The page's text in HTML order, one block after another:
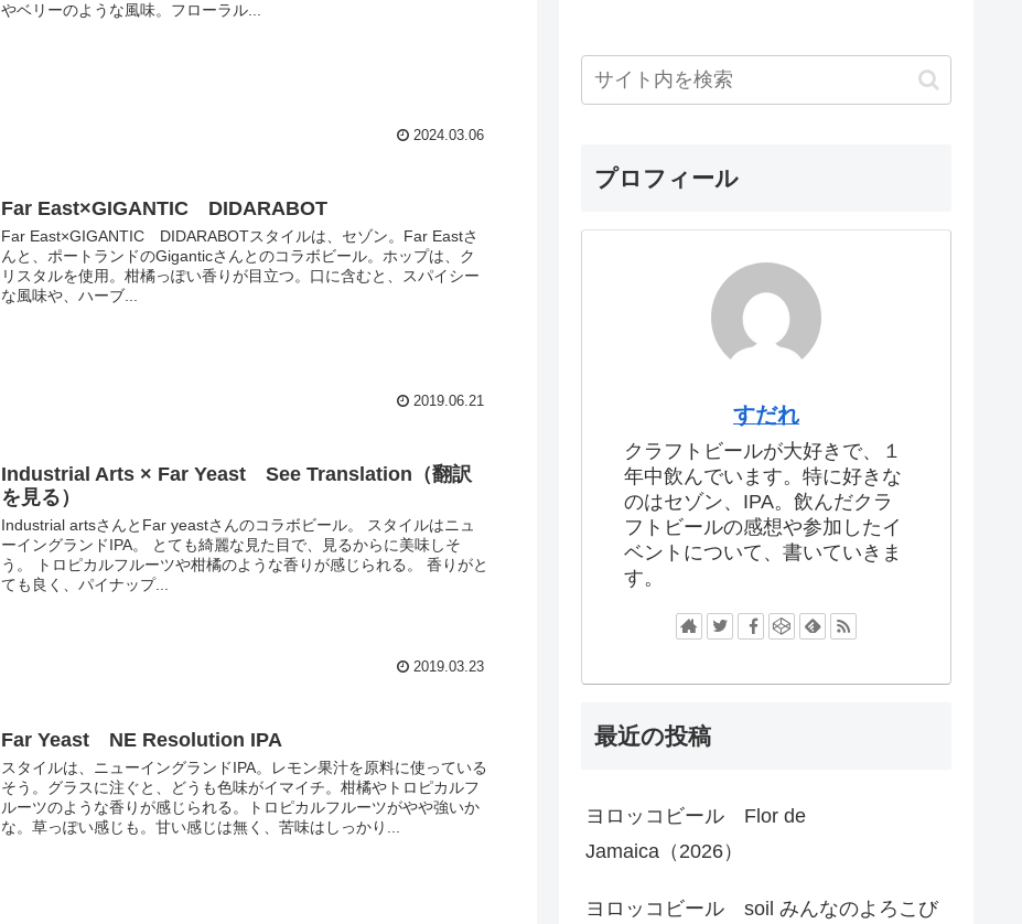
やベリーのような風味。フローラル...
2024.03.06
Far East×GIGANTIC DIDARABOT
Far East×GIGANTIC DIDARABOTスタイルは、セゾン。Far Eastさ
んと、ポートランドのGiganticさんとのコラボビール。ホップは、ク
リスタルを使用。柑橘っぽい香りが目立つ。口に含むと、スパイシー
な風味や、ハーブ...
2019.06.21
Industrial Arts × Far Yeast See Translation（翻訳
を見る）
Industrial artsさんとFar yeastさんのコラボビール。 スタイルはニュ
ーイングランドIPA。 とても綺麗な見た目で、見るからに美味しそ
う。 トロピカルフルーツや柑橘のような香りが感じられる。 香りがと
ても良く、パイナップ...
2019.03.23
Far Yeast NE Resolution IPA
スタイルは、ニューイングランドIPA。レモン果汁を原料に使っている
そう。グラスに注ぐと、どうも色味がイマイチ。柑橘やトロピカルフ
ルーツのような香りが感じられる。トロピカルフルーツがやや強いか
な。草っぽい感じも。甘い感じは無く、苦味はしっかり...
プロフィール
すだれ
クラフトビールが大好きで、１
年中飲んでいます。特に好きな
のはセゾン、IPA。飲んだクラ
フトビールの感想や参加したイ
ベントについて、書いていきま
す。
最近の投稿
ヨロッコビール Flor de
Jamaica（2026）
ヨロッコビール soil みんなのよろこび